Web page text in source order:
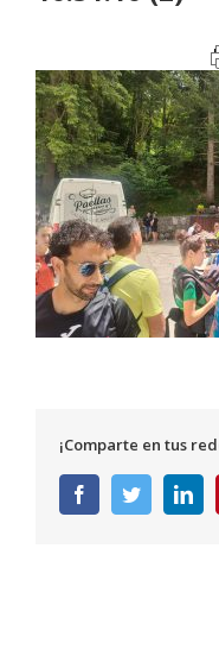
¡Comparte en tus
FacebookTwitter